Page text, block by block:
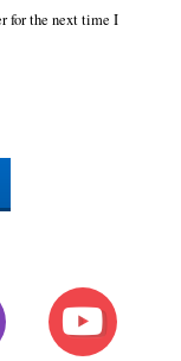
for the next time I